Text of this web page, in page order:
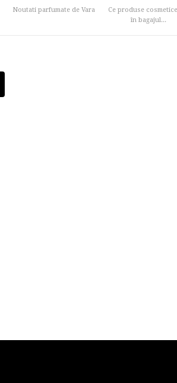
Noutati parfumate de Vara
Ce produse
în bagajul...